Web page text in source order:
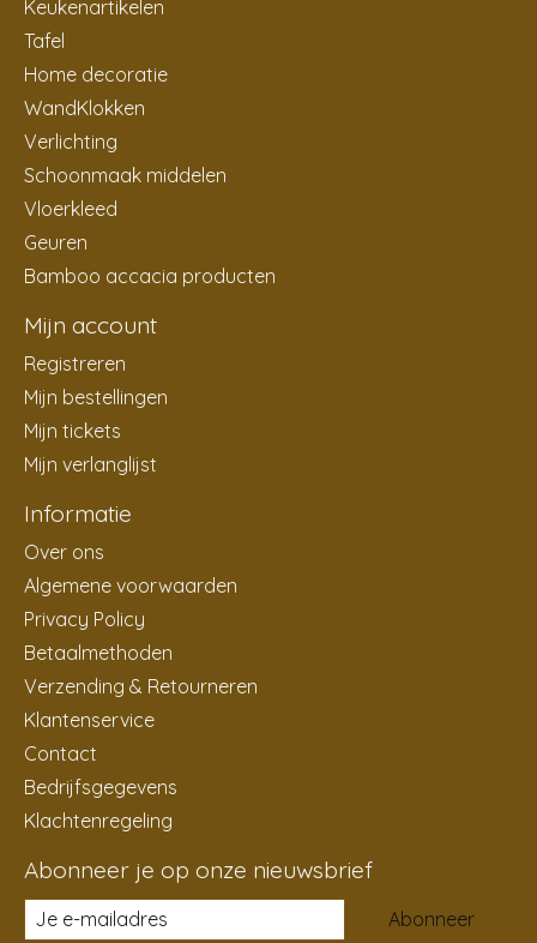
Keukenartikelen
Tafel
Home decoratie
WandKlokken
Verlichting
Schoonmaak middelen
Vloerkleed
Geuren
Bamboo accacia producten
Mijn account
Registreren
Mijn bestellingen
Mijn tickets
Mijn verlanglijst
Informatie
Over ons
Algemene voorwaarden
Privacy Policy
Betaalmethoden
Verzending & Retourneren
Klantenservice
Contact
Bedrijfsgegevens
Klachtenregeling
Abonneer je op onze nieuwsbrief
Abonneer